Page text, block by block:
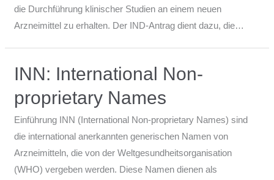
die Durchführung klinischer Studien an einem neuen
Arzneimittel zu erhalten. Der IND-Antrag dient dazu, die…
INN: International Non-
proprietary Names
Einführung INN (International Non-proprietary Names) sind
die international anerkannten generischen Namen von
Arzneimitteln, die von der Weltgesundheitsorganisation
(WHO) vergeben werden. Diese Namen dienen als